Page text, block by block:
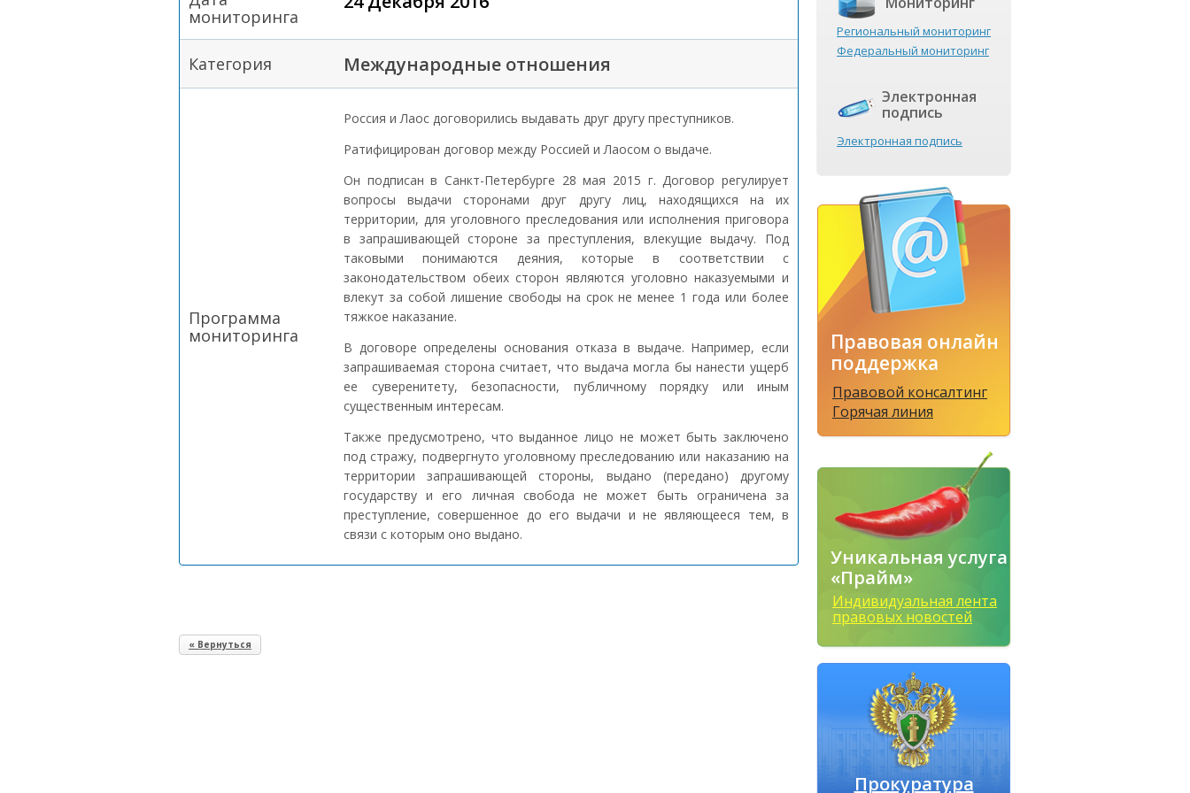
мониторинга
Категория Международные отношения
Программа
мониторинга
Россия и Лаос договорились выдавать друг другу преступников.
Ратифицирован договор между Россией и Лаосом о выдаче.
Он подписан в Санкт-Петербурге 28 мая 2015 г. Договор регулирует
вопросы выдачи сторонами друг другу лиц, находящихся на их
территории, для уголовного преследования или исполнения приговора
в запрашивающей стороне за преступления, влекущие выдачу. Под
таковыми понимаются деяния, которые в соответствии с
законодательством обеих сторон являются уголовно наказуемыми и
влекут за собой лишение свободы на срок не менее 1 года или более
тяжкое наказание.
В договоре определены основания отказа в выдаче. Например, если
запрашиваемая сторона считает, что выдача могла бы нанести ущерб
ее суверенитету, безопасности, публичному порядку или иным
существенным интересам.
Также предусмотрено, что выданное лицо не может быть заключено
под стражу, подвергнуто уголовному преследованию или наказанию на
территории запрашивающей стороны, выдано (передано) другому
государству и его личная свобода не может быть ограничена за
преступление, совершенное до его выдачи и не являющееся тем, в
связи с которым оно выдано.
« Вернуться
Региональный мониторинг
Федеральный мониторинг
Электронная
подпись
Электронная подпись
Правовая онлайн
поддержка
Правовой консалтинг
Горячая линия
Уникальная услуга
«Прайм»
Индивидуальная лента
правовых новостей
Прокуратура